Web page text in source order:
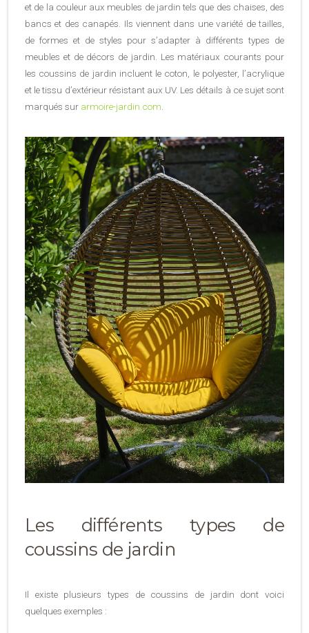
et de la couleur aux meubles de jardin tels que des chaises, des
bancs et des canapés. Ils viennent dans une variété de tailles,
de formes et de styles pour s’adapter à différents types de
meubles et de décors de jardin. Les matériaux courants pour
les coussins de jardin incluent le coton, le polyester, l’acrylique
et le tissu d’extérieur résistant aux UV. Les détails à ce sujet sont
marqués sur armoire-jardin.com
Les différents types de
coussins de jardin
Il existe plusieurs types de coussins de jardin dont voici
quelques exemples :